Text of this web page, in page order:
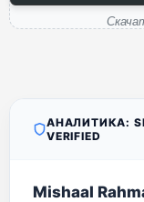
АНАЛИТИКА:
VERIFIED
Mishaal